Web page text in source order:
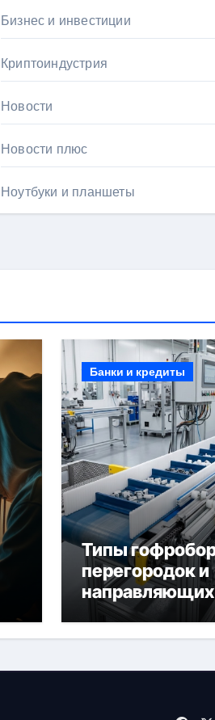
Бизнес и инвестиции
Криптоиндустрия
Новости
Новости плюс
Ноутбуки и планшеты
Банки и кредиты
Типы
перегородок и
направляющих
конвейерных